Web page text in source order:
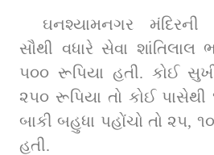
ઘનશ્યામનગર મંદિરની
સૌથી વધારે સેવા શાંતિલાલ
૫૦૦ રૂપિયા હતી. કોઈ
૨૫૦ રૂપિયા તો કોઈ
બાકી બહુધા પહોંચો તો ૨૫,
હતી.